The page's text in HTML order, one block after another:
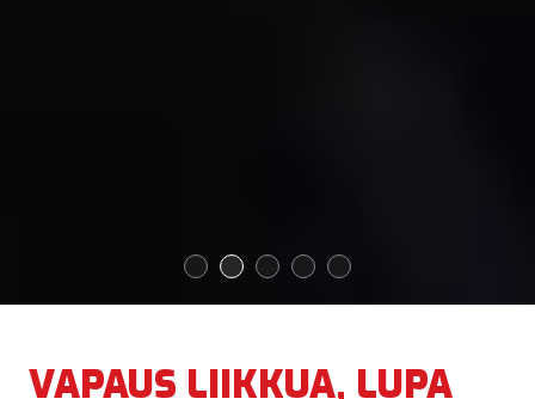
1 2 3 4 5
VAPAUS LIIKKUA, LUPA